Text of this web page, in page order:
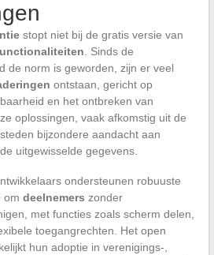
stopt niet bij de gratis versie van
. Sinds de
de norm is geworden, zijn er veel
ontstaan, gericht op
en het ontbreken van
oplossingen, vaak afkomstig uit de
bijzondere aandacht aan
uitgewisselde gegevens.
ondersteunen robuuste
om deelnemers zonder
met functies zoals scherm delen,
toegangrechten. Het open
hun adoptie in verenigings-,